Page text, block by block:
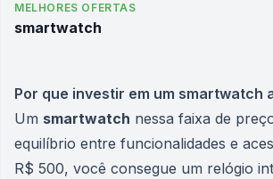
MELHORES OFERTAS
smartwatch
Por que investir em um smartwatch
Um smartwatch nessa faixa de
equilíbrio entre funcionalidades e
R$ 500, você consegue um relógio